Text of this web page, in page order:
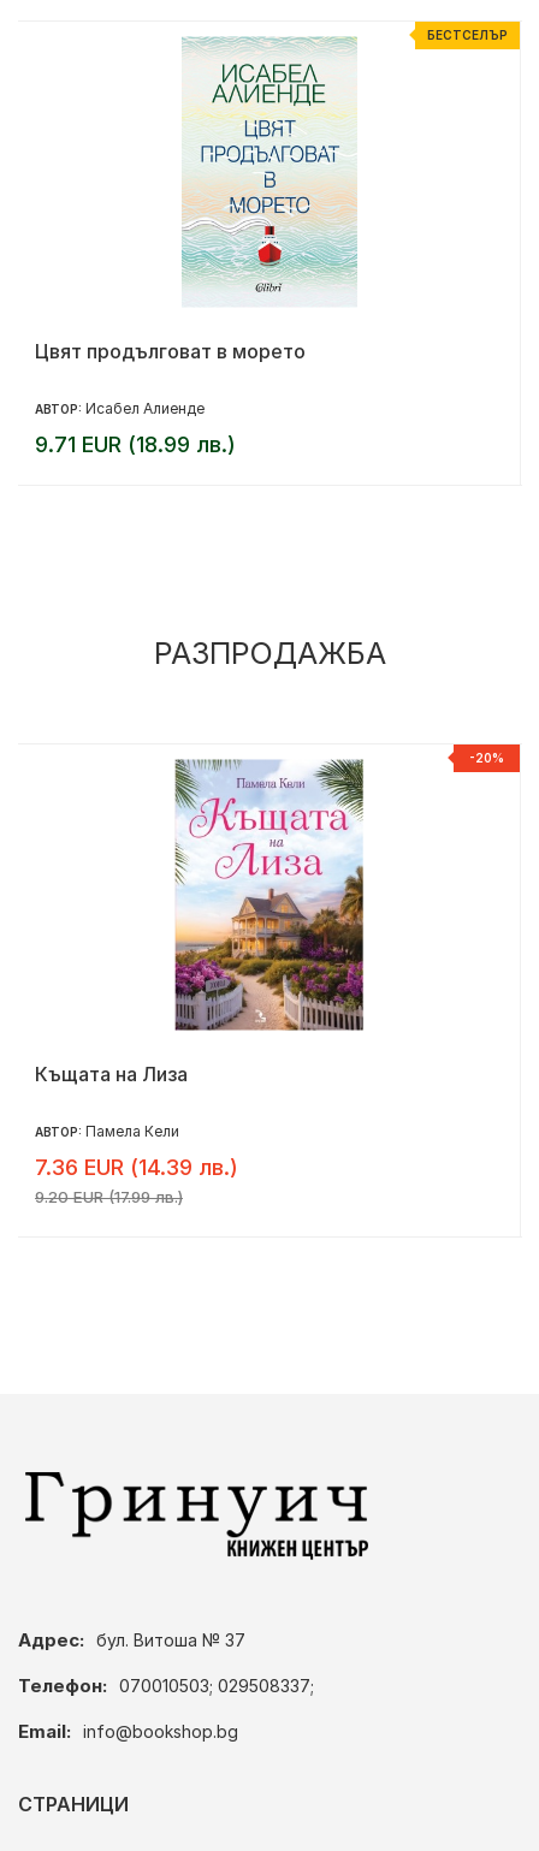
БЕСТСЕЛЪР
Цвят продълговат в морето
АВТОР: Исабел Алиенде
9.71 EUR (18.99 лв.)
РАЗПРОДАЖБА
-20%
Къщата на Лиза
АВТОР: Памела Кели
7.36 EUR (14.39 лв.)
9.20 EUR (17.99 лв.)
Адрес: бул. Витоша № 37
Телефон: 070010503; 029508337;
Email: info@bookshop.bg
СТРАНИЦИ